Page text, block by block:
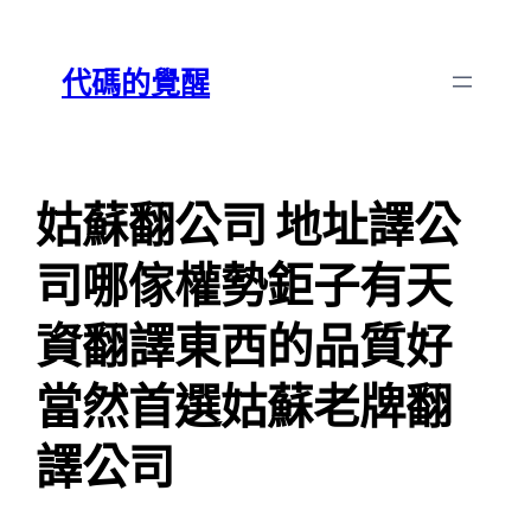
content代碼的覺醒
姑蘇翻公司 地址譯公
司哪傢權勢鉅子有天
資翻譯東西的品質好
當然首選姑蘇老牌翻
譯公司